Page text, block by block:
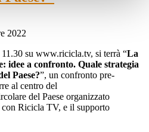
2022
su www.ricicla.tv, si terrà “La
idee a confronto. Quale strategia
Paese?”, un confronto pre-
al centro del
del Paese organizzato
Ricicla TV, e il supporto